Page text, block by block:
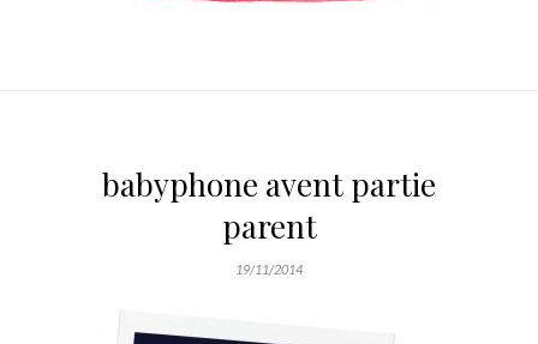
babyphone avent partie
parent
19/11/2014